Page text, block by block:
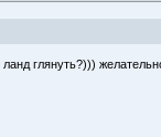
глянуть?)))